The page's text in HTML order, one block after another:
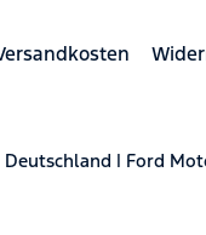
| Ford